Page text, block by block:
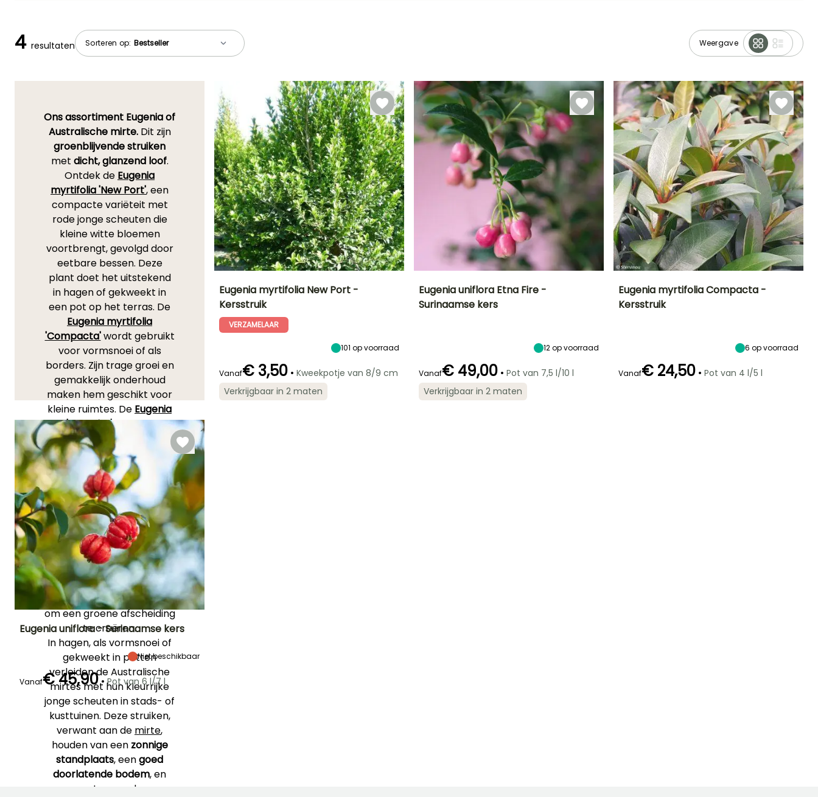
Sorteren op: Weergave
4 resultaten
Ons assortiment Eugenia of
Australische mirte.Dit zijn
groenblijvende struiken
met dicht, glanzend loof.
Ontdek de Eugenia
myrtifolia 'New Port', een
compacte variëteit met
rode jonge scheuten die
kleine witte bloemen
voortbrengt, gevolgd door
eetbare bessen. Deze
plant doet het uitstekend
in hagen of gekweekt in
een pot op het terras. De
Eugenia myrtifolia
'Compacta'wordt gebruikt
voor vormsnoei of als
borders. Zijn trage groei en
gemakkelijk onderhoud
maken hem geschikt voor
kleine ruimtes. De Eugenia
'Etna Fire', ook wel
Cayennekersgenoemd,
betovert met zijn
robijnrode jonge scheuten
en eetbare bessen. De
Eugenia paniculata
(Syzygium paniculatum)
biedt daarentegen een
elegante habitus, fijn loof
en witte bloemen in
pluimen. Deze variëteit is
ideaal om structuur te
geven aan een border of
om een groene afscheiding
te creëren.
In hagen, als vormsnoei of
gekweekt in potten
verleiden de Australische
mirtes met hun kleurrijke
jonge scheuten in stads- of
kusttuinen. Deze struiken,
verwant aan de mirte,
houden van een zonnige
standplaats, eengoed
doorlatende bodem, en
moeten worden
planthoogte
3.50 m
Bloeitijd
Mei tot Juni
Redelijke
plantperiode
Eugenia myrtifolia New Port -
Kersstruik
VERZAMELAAR
101 op voorraad
Vanaf€ 3,50 • Kweekpotje van 8/9 cm
Verkrijgbaar in 2 maten
Bloeitijd
Juni tot Juli
Redelijke
plantperiode
Eugenia uniflora Etna Fire -
Surinaamse kers
12op voorraad
Vanaf€ 49,00 • Pot van 7,5 l/10 l
Verkrijgbaar in 2 maten
Eugenia myrtifolia Compacta -
Kersstruik
6 op voorraad
Vanaf€ 24,50 • Pot van 4 l/5 l
planthoogte
3.50 m
Uiteindelijke
breedte
3 m
Blootstelling
Zon,
Halfschaduw
Mei tot
September
plantperiode
Maart tot Mei
Winterhardheid
Tot -4°C
Eugenia uniflora - Surinaamse kers
Niet beschikbaar
Vanaf€ 45,90• Pot van 6 l/7 l